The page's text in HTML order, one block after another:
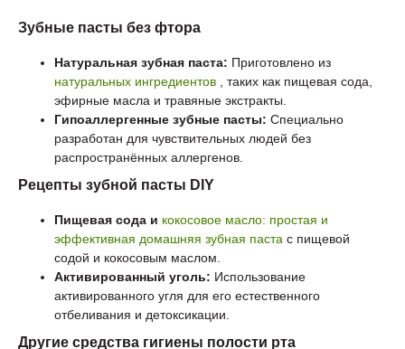
Зубные пасты без фтора
Натуральная зубная паста: Приготовлено из
натуральных ингредиентов , таких как пищевая сода,
эфирные масла и травяные экстракты.
Гипоаллергенные зубные пасты: Специально
разработан для чувствительных людей без
распространённых аллергенов.
Рецепты зубной пасты DIY
Пищевая сода и кокосовое масло: простая и
эффективная домашняя зубная паста с пищевой
содой и кокосовым маслом.
Активированный уголь: Использование
активированного угля для его естественного
отбеливания и детоксикации.
Другие средства гигиены полости рта